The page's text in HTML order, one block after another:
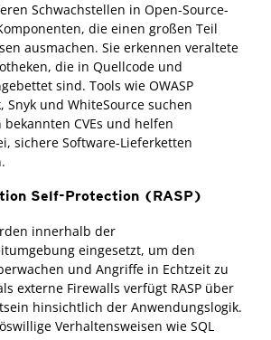
Schwachstellen in Open-Source-
die einen großen Teil
ausmachen. Sie erkennen veraltete
die in Quellcode und
sind. Tools wie OWASP
Snyk und WhiteSource suchen
CVEs und helfen
sichere Software-Lieferketten
Self-Protection (RASP)
innerhalb der
eingesetzt, um den
und Angriffe in Echtzeit zu
externe Firewalls verfügt RASP über
hinsichtlich der Anwendungslogik.
Verhaltensweisen wie SQL